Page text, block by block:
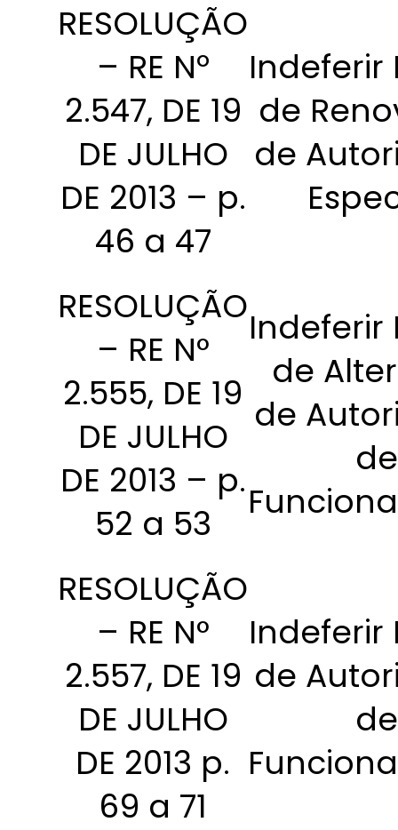
RESOLUÇÃO
– RE Nº
2.547, DE 19
DE JULHO
DE 2013 – p.
46 a 47
Indeferir
de
de
RESOLUÇÃO
– RE N°
2.555, DE 19
DE JULHO
DE 2013 – p.
52 a 53
Indeferir
de
de
de
RESOLUÇÃO
– RE N°
2.557, DE 19
DE JULHO
DE 2013 p.
69 a 71
Indeferir
de
de